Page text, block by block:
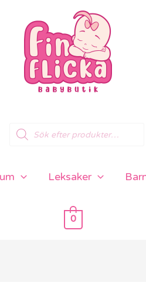
Products
search
Leksaker
0